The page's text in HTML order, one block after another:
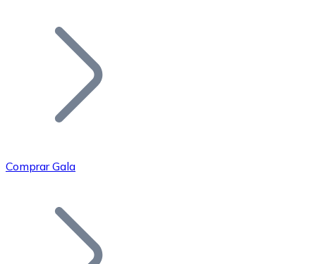
Añade tu proyecto a nuestro ecosistema.
Bitcoin
Comprar Gala